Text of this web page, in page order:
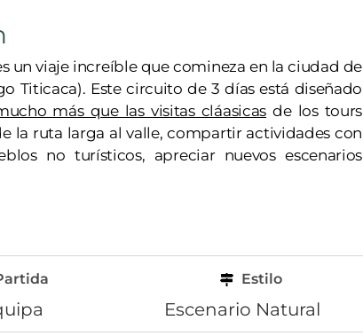
un viaje increíble que comineza en la ciudad de
Titicaca). Este circuito de 3 días está diseñado
más que las visitas cláasicas de los tours
la ruta larga al valle, compartir actividades con
no turísticos, apreciar nuevos escenarios
Estilo
Escenario Natural